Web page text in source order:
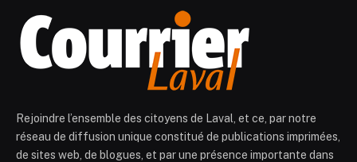
Rejoindre l’ensemble des citoyens de Laval, et ce, par notre
réseau de diffusion unique constitué de publications imprimées,
de sites web, de blogues, et par une présence importante dans